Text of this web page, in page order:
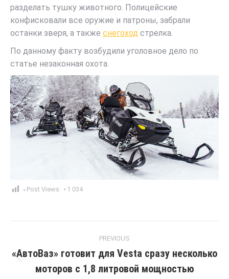
разделать тушку животного. Полицейские
конфисковали все оружие и патроны, забрали
останки зверя, а также снегоход стрелка.
По данному факту возбудили уголовное дело по
статье незаконная охота.
Post Views: 1 034
navigation
PREVIOUS
post:
«АвтоВаз» готовит для Vesta сразу несколько
моторов с 1,8 литровой мощностью